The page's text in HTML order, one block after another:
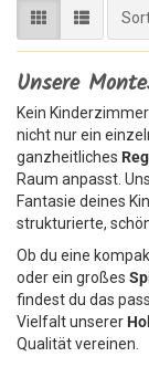
Unsere
Kein
nicht nur ein
ganzheitliches
Raum anpasst.
Fantasie deines
strukturierte,
Ob du eine
oder ein großes
findest du das
Vielfalt unserer
Qualität vereinen.